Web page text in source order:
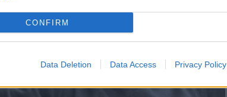
CONFIRM
Data Deletion Data Access Privacy Policy